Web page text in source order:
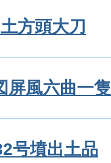
方頭大刀
屏風六曲一隻
号墳出土品